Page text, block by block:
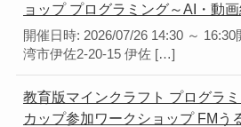
ョップ プログラミング～AI・動
開催日時: 2026/07/26 14:30 ～
湾市伊佐2-20-15 伊佐 […]
教育版マインクラフト プログラ
カップ参加ワークショップ FMう